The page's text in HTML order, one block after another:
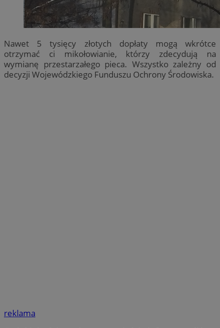
Nawet 5 tysięcy złotych dopłaty mogą wkrótce
otrzymać ci mikołowianie, którzy zdecydują na
wymianę przestarzałego pieca. Wszystko zależny od
decyzji Wojewódzkiego Funduszu Ochrony Środowiska.
reklama